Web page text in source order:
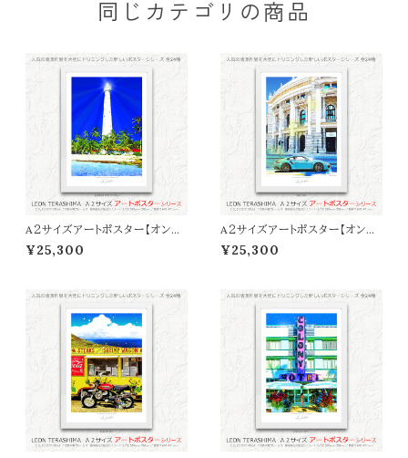
同じカテゴリの商品
A２サイズアートポスター【オンラ
イン限定】LEON TERASHIMA
「SUMMER REFLECTIONS」
¥25,300
A２サイズアートポスター【オンラ
イン限定】LEON TERASHIMA
「Ｂlue Day」
¥25,300